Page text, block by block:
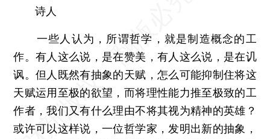
诗人
一些人认为，所谓哲学，就是制造概念的工
作。有人这么说，是在赞美，有人这么说，是在讥
讽。但人既然有抽象的天赋，怎么可能抑制住将这
天赋运用至极的欲望，而将理性能力推至极致的工
作者，我们又有什么理由不将其视为精神的英雄？
或许可以这样说，一位哲学家，发明出新的抽象，